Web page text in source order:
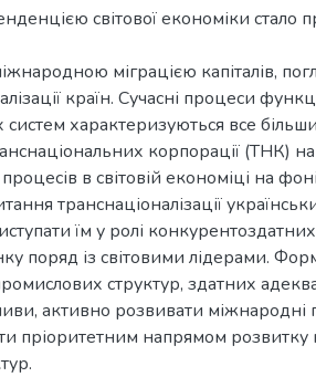
світової економіки стало
міграцією капіталів,
країн. Сучасні процеси
систем характеризуються все
корпорації (ТНК)
процесів в світовій економіці на
транснаціоналізації
їм у ролі конкурентоздатних
поряд із світовими лідерами.
структур, здатних
активно розвивати міжнародні
пріоритетним напрямом розвитку